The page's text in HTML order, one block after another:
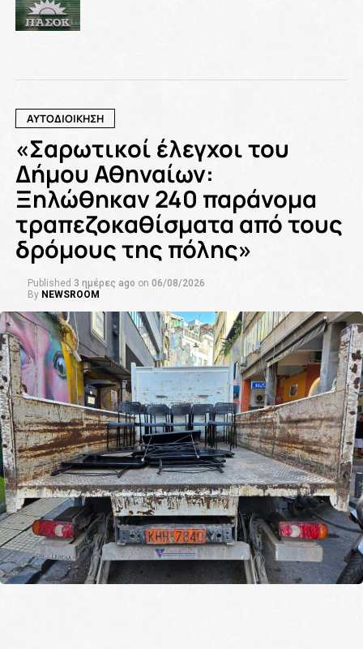
ΑΥΤΟΔΙΟΙΚΗΣΗ
«Σαρωτικοί έλεγχοι του
Δήμου Αθηναίων:
Ξηλώθηκαν 240 παράνομα
τραπεζοκαθίσματα από τους
δρόμους της πόλης»
Published 3 ημέρες ago on 06/08/2026
By NEWSROOM